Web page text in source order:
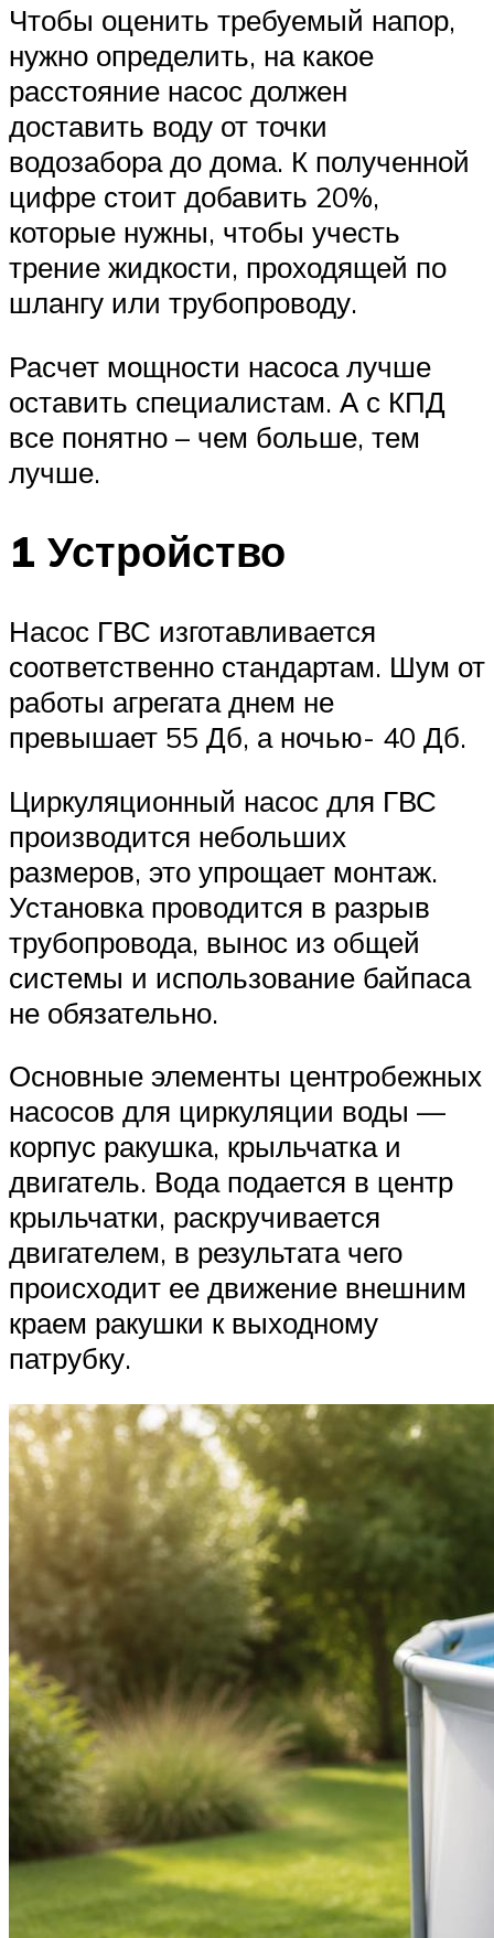
Чтобы оценить требуемый напор,
нужно определить, на какое
расстояние насос должен
доставить воду от точки
водозабора до дома. К полученной
цифре стоит добавить 20%,
которые нужны, чтобы учесть
трение жидкости, проходящей по
шлангу или трубопроводу.
Расчет мощности насоса лучше
оставить специалистам. А с КПД
все понятно – чем больше, тем
лучше.
1 Устройство
Насос ГВС изготавливается
соответственно стандартам. Шум от
работы агрегата днем не
превышает 55 Дб, а ночью- 40 Дб.
Циркуляционный насос для ГВС
производится небольших
размеров, это упрощает монтаж.
Установка проводится в разрыв
трубопровода, вынос из общей
системы и использование байпаса
не обязательно.
Основные элементы центробежных
насосов для циркуляции воды —
корпус ракушка, крыльчатка и
двигатель. Вода подается в центр
крыльчатки, раскручивается
двигателем, в результата чего
происходит ее движение внешним
краем ракушки к выходному
патрубку.